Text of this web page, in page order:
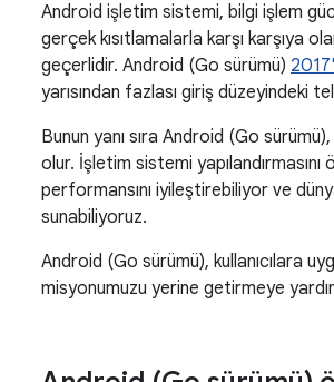
Android işletim sistemi, bilgi işlem
gerçek kısıtlamalarla karşı karşıya
geçerlidir. Android (Go sürümü)
yarısından fazlası giriş düzeyindeki
Bunun yanı sıra Android (Go
olur. İşletim sistemi
performansını iyileştirebiliyor ve
sunabiliyoruz.
Android (Go sürümü), kullanıcılara
misyonumuzu yerine getirmeye